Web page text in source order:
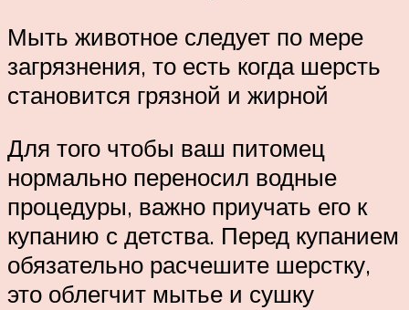
Мыть животное следует по мере
загрязнения, то есть когда шерсть
становится грязной и жирной
Для того чтобы ваш питомец
нормально переносил водные
процедуры, важно приучать его к
купанию с детства. Перед купанием
обязательно расчешите шерстку,
это облегчит мытье и сушку